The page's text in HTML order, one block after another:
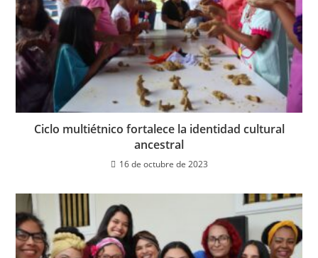
Ciclo multiétnico fortalece la identidad cultural
ancestral
16 de octubre de 2023